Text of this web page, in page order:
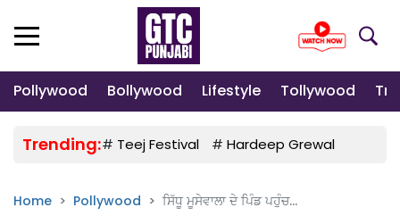
Pollywood Bollywood Lifestyle Tollywood
Trending:# Teej Festival # Hardeep Grewal
Home Pollywood ਸਿੱਧੂ ਮੂਸੇਵਾਲਾ ਦੇ ਪਿੰਡ ਪਹੁੰਚ...